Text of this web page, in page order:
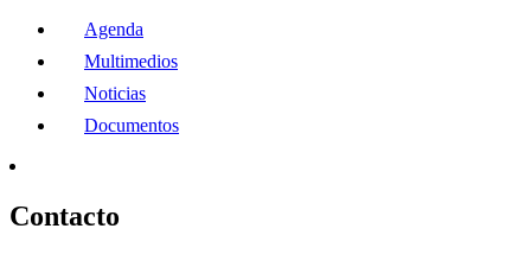
Agenda
Multimedios
Noticias
Documentos
Contacto